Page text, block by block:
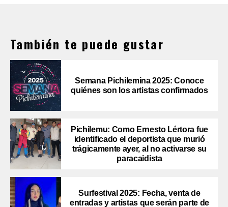
También te puede gustar
Semana Pichilemina 2025: Conoce
quiénes son los artistas confirmados
Pichilemu: Como Ernesto Lértora fue
identificado el deportista que murió
trágicamente ayer, al no activarse su
paracaidista
Surfestival 2025: Fecha, venta de
entradas y artistas que serán parte de